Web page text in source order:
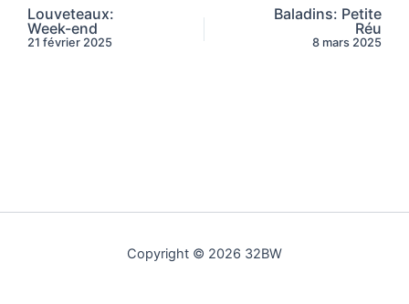
Louveteaux:
Week-end
21 février 2025
Baladins: Petite
Réu
8 mars 2025
Copyright © 2026 32BW